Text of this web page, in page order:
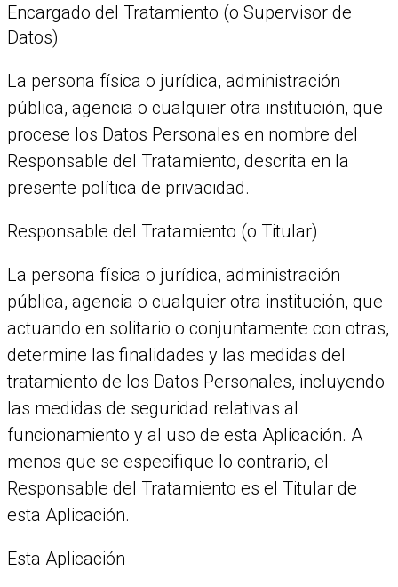
Encargado del Tratamiento (o Supervisor de
Datos)
La persona física o jurídica, administración
pública, agencia o cualquier otra institución, que
procese los Datos Personales en nombre del
Responsable del Tratamiento, descrita en la
presente política de privacidad.
Responsable del Tratamiento (o Titular)
La persona física o jurídica, administración
pública, agencia o cualquier otra institución, que
actuando en solitario o conjuntamente con otras,
determine las finalidades y las medidas del
tratamiento de los Datos Personales, incluyendo
las medidas de seguridad relativas al
funcionamiento y al uso de esta Aplicación. A
menos que se especifique lo contrario, el
Responsable del Tratamiento es el Titular de
esta Aplicación.
Esta Aplicación